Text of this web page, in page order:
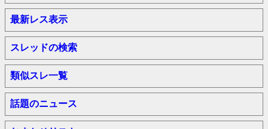
最新レス表示
スレッドの検索
類似スレ一覧
話題のニュース